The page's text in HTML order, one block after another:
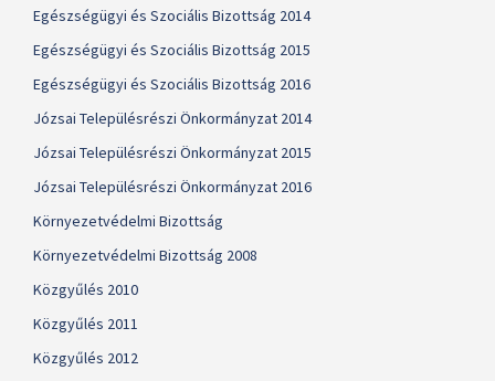
Egészségügyi és Szociális Bizottság 2014
Egészségügyi és Szociális Bizottság 2015
Egészségügyi és Szociális Bizottság 2016
Józsai Településrészi Önkormányzat 2014
Józsai Településrészi Önkormányzat 2015
Józsai Településrészi Önkormányzat 2016
Környezetvédelmi Bizottság
Környezetvédelmi Bizottság 2008
Közgyűlés 2010
Közgyűlés 2011
Közgyűlés 2012